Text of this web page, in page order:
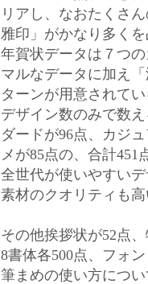
リアし、なおたくさ
雅印」がかなり多く
年賀状データは７つ
マルなデータに加え
ターンが用意されて
デザイン数のみで数
ダードが96点、カジ
メが85点の、合計451
全世代が使いやすい
素材のクオリティも
その他挨拶状が52点
8書体各500点、フォ
筆まめの使い方につ